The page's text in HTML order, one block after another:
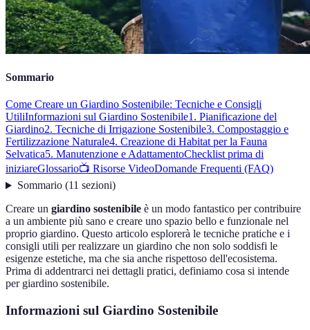
Sommario
Come Creare un Giardino Sostenibile: Tecniche e Consigli
UtiliInformazioni sul Giardino Sostenibile1. Pianificazione del
Giardino2. Tecniche di Irrigazione Sostenibile3. Compostaggio e
Fertilizzazione Naturale4. Creazione di Habitat per la Fauna
Selvatica5. Manutenzione e AdattamentoChecklist prima di
iniziareGlossario📺 Risorse VideoDomande Frequenti (FAQ)
Sommario(11 sezioni)
Creare un giardino sostenibile è un modo fantastico per contribuire
a un ambiente più sano e creare uno spazio bello e funzionale nel
proprio giardino. Questo articolo esplorerà le tecniche pratiche e i
consigli utili per realizzare un giardino che non solo soddisfi le
esigenze estetiche, ma che sia anche rispettoso dell'ecosistema.
Prima di addentrarci nei dettagli pratici, definiamo cosa si intende
per giardino sostenibile.
Informazioni sul Giardino Sostenibile